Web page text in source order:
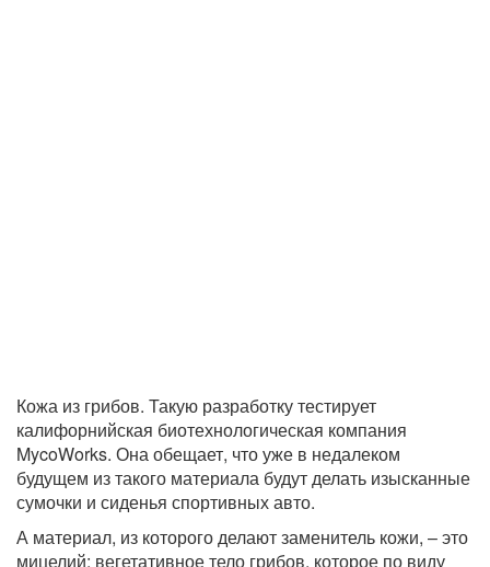
Кожа из грибов. Такую разработку тестирует
калифорнийская биотехнологическая компания
MycoWorks. Она обещает, что уже в недалеком
будущем из такого материала будут делать изысканные
сумочки и сиденья спортивных авто.
А материал, из которого делают заменитель кожи, – это
мицелий: вегетативное тело грибов, которое по виду